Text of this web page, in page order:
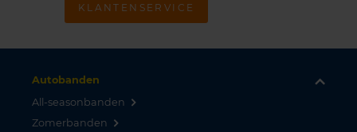
KLANTENSERVICE
Autobanden
All-seasonbanden
Zomerbanden